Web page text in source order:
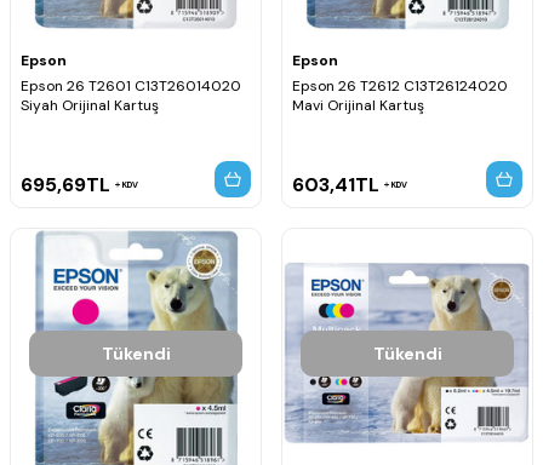
Epson
Epson 26 T2601 C13T26014020
Siyah Orijinal Kartuş
695,69TL KDV
Epson
Epson 26 T2612 C13T26124020
Mavi Orijinal Kartuş
603,41TL KDV
Tükendi Tükendi